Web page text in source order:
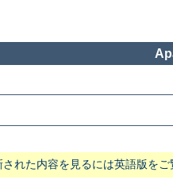
れた内容を見るには英語版をご